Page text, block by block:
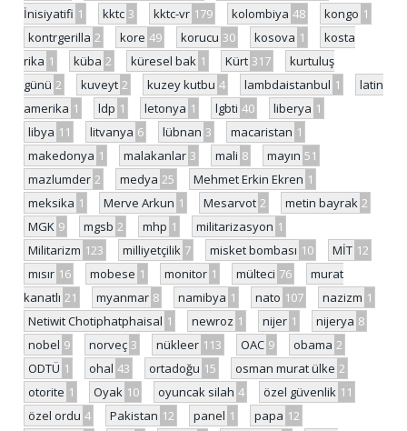
İnisiyatifi 1 kktc 3 kktc-vr 179 kolombiya 48 kongo 1
kontrgerilla 2 kore 49 korucu 30 kosova 1
kosta
rika 1 küba 2 küresel bak 1 Kürt 317
kurtuluş
günü 2 kuveyt 2 kuzey kutbu 4 lambdaistanbul 1
latin
amerika 1 ldp 1 letonya 1 lgbti 40 liberya 1
libya 11 litvanya 6 lübnan 3 macaristan 1
makedonya 1 malakanlar 3 mali 8 mayın 51
mazlumder 2 medya 25 Mehmet Erkin Ekren 1
meksika 1 Merve Arkun 1 Mesarvot 2 metin bayrak 2
MGK 9 mgsb 2 mhp 1 militarizasyon 1
Militarizm 123 milliyetçilik 7 misket bombası 10 MİT 12
mısır 16 mobese 1 monitor 1 mülteci 76
murat
kanatlı 21 myanmar 8 namibya 1 nato 107 nazizm 1
Netiwit Chotiphatphaisal 1 newroz 1 nijer 1 nijerya 8
nobel 9 norveç 3 nükleer 113 OAC 9 obama 2
ODTÜ 1 ohal 43 ortadoğu 15 osman murat ülke 2
otorite 1 Oyak 10 oyuncak silah 4 özel güvenlik 11
özel ordu 4 Pakistan 12 panel 1 papa 12